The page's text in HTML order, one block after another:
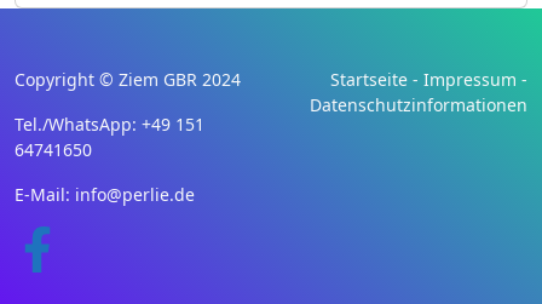
Copyright © Ziem GBR 2024
Tel./WhatsApp: +49 151
64741650
E-Mail: info@perlie.de
Startseite - Impressum -
Datenschutzinformationen